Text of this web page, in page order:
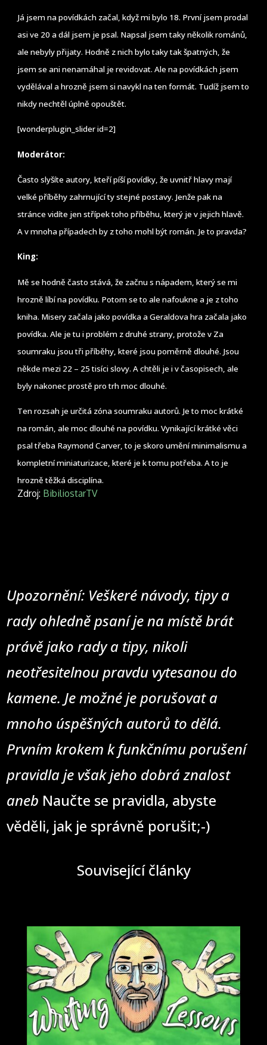
Já jsem na povídkách začal, když mi bylo 18. První jsem prodal
asi ve 20 a dál jsem je psal. Napsal jsem taky několik románů,
ale nebyly přijaty. Hodně z nich bylo taky tak špatných, že
jsem se ani nenamáhal je revidovat. Ale na povídkách jsem
vydělával a hrozně jsem si navykl na ten formát. Tudíž jsem to
nikdy nechtěl úplně opouštět.
[wonderplugin_slider id=2]
Moderátor:
Často slyšíte autory, kteří píší povídky, že uvnitř hlavy mají
velké příběhy zahrnující ty stejné postavy. Jenže pak na
stránce vidíte jen střípek toho příběhu, který je v jejich hlavě.
A v mnoha případech by z toho mohl být román. Je to pravda?
King:
Mě se hodně často stává, že začnu s nápadem, který se mi
hrozně líbí na povídku. Potom se to ale nafoukne a je z toho
kniha. Misery začala jako povídka a Geraldova hra začala jako
povídka. Ale je tu i problém z druhé strany, protože v Za
soumraku jsou tři příběhy, které jsou poměrně dlouhé. Jsou
někde mezi 22 – 25 tisíci slovy. A chtěli je i v časopisech, ale
byly nakonec prostě pro trh moc dlouhé.
Ten rozsah je určitá zóna soumraku autorů. Je to moc krátké
na román, ale moc dlouhé na povídku. Vynikající krátké věci
psal třeba Raymond Carver, to je skoro umění minimalismu a
kompletní miniaturizace, které je k tomu potřeba. A to je
hrozně těžká disciplína.
Zdroj: BibiliostarTV
Upozornění: Veškeré návody, tipy a
rady ohledně psaní je na místě brát
právě jako rady a tipy, nikoli
neotřesitelnou pravdu vytesanou do
kamene. Je možné je porušovat a
mnoho úspěšných autorů to dělá.
Prvním krokem k funkčnímu porušení
pravidla je však jeho dobrá znalost
aneb Naučte se pravidla, abyste
věděli, jak je správně porušit;-)
Související články